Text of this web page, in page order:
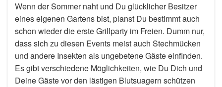
Wenn der Sommer naht und Du glücklicher Besitzer
eines eigenen Gartens bist, planst Du bestimmt auch
schon wieder die erste Grillparty im Freien. Dumm nur,
dass sich zu diesen Events meist auch Stechmücken
und andere Insekten als ungebetene Gäste einfinden.
Es gibt verschiedene Möglichkeiten, wie Du Dich und
Deine Gäste vor den lästigen Blutsuagern schützen